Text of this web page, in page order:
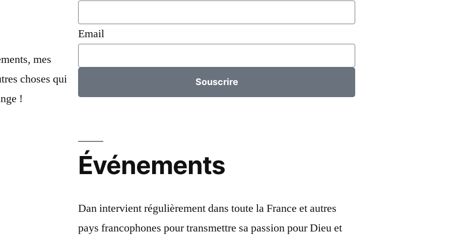
mes
choses qui
!
Email
Souscrire
Événements
Dan intervient régulièrement dans toute la France et autres
pays francophones pour transmettre sa passion pour Dieu et